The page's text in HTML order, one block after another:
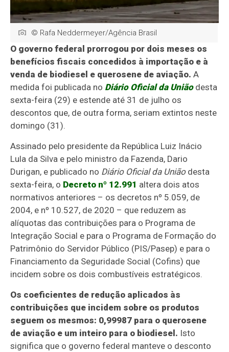
© Rafa Neddermeyer/Agência Brasil
O governo federal prorrogou por dois meses os
benefícios fiscais concedidos à importação e à
venda de biodiesel e querosene de aviação. A
medida foi publicada no Diário Oficial da União desta
sexta-feira (29) e estende até 31 de julho os
descontos que, de outra forma, seriam extintos neste
domingo (31).
Assinado pelo presidente da República Luiz Inácio
Lula da Silva e pelo ministro da Fazenda, Dario
Durigan, e publicado no Diário Oficial da Uniãodesta
sexta-feira, o Decreto nº 12.991 altera dois atos
normativos anteriores – os decretos nº 5.059, de
2004, e nº 10.527, de 2020 – que reduzem as
alíquotas das contribuições para o Programa de
Integração Social e para o Programa de Formação do
Patrimônio do Servidor Público (PIS/Pasep) e para o
Financiamento da Seguridade Social (Cofins) que
incidem sobre os dois combustíveis estratégicos.
Os coeficientes de redução aplicados às
contribuições que incidem sobre os produtos
seguem os mesmos: 0,99987 para o querosene
de aviação e um inteiro para o biodiesel. Isto
significa que o governo federal manteve o desconto